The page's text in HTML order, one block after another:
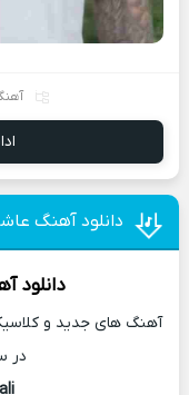
دانلود آهنگ
دانلود
آهنگ های جدید و
در